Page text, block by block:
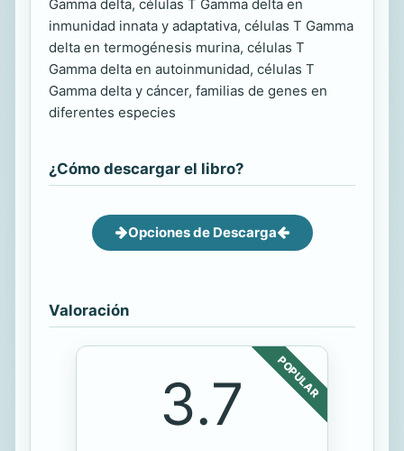
Gamma delta, células T Gamma delta en
inmunidad innata y adaptativa, células T Gamma
delta en termogénesis murina, células T
Gamma delta en autoinmunidad, células T
Gamma delta y cáncer, familias de genes en
diferentes especies
¿Cómo descargar el libro?
Opciones de Descarga
Valoración
POPULAR
3.7